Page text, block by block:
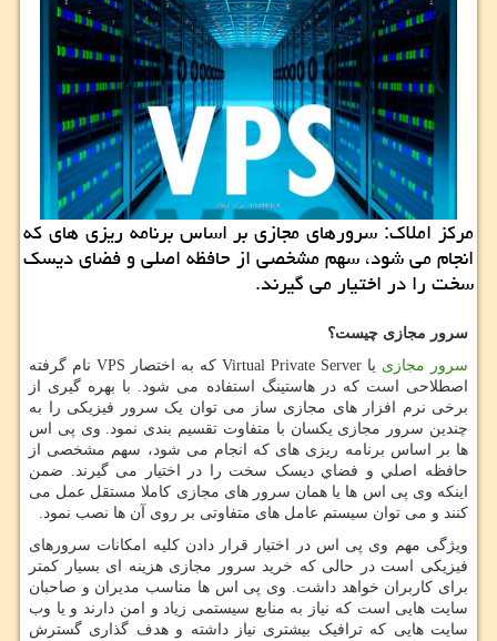
مركز املاك: سرورهای مجازی بر اساس برنامه ریزی های كه
انجام می شود، سهم مشخصی از حافظه اصلی و فضای دیسك
سخت را در اختیار می گیرند.
سرور مجازی چیست؟
سرور مجازی یا Virtual Private Server که به اختصار VPS نام گرفته
اصطلاحی است که در هاستینگ استفاده می شود. با بهره گیری از
برخی نرم افزار های مجازی ساز می توان یک سرور فیزیکی را به
چندین سرور مجازی یکسان با متفاوت تقسیم بندی نمود. وی پی اس
ها بر اساس برنامه ریزی های که انجام می شود، سهم مشخصی از
حافظه اصلي و فضاي ديسک سخت را در اختیار می گیرند. ضمن
اینکه وی پی اس ها یا همان سرور های مجازی کاملا مستقل عمل می
کنند و می توان سیستم عامل های متفاوتی بر روی آن ها نصب نمود.
ویژگی مهم وی پی اس در اختیار قرار دادن کلیه امکانات سرورهای
فیزیکی است در حالی که خرید سرور مجازی هزینه ای بسیار کمتر
برای کاربران خواهد داشت. وی پی اس ها مناسب مدیران و صاحبان
سایت هایی است که نیاز به منابع سیستمی زیاد و امن دارند و یا وب
سایت هایی که ترافیک بیشتری نیاز داشته و هدف گذاری گسترش